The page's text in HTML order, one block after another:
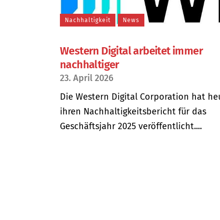
Nachhaltigkeit News
Western Digital arbeitet immer
nachhaltiger
23. April 2026
Die Western Digital Corporation hat
ihren Nachhaltigkeitsbericht für das
Geschäftsjahr 2025 veröffentlicht....